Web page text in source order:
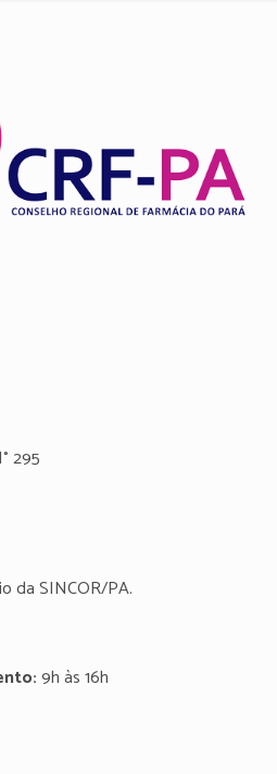
295
da SINCOR/PA.
9h às 16h